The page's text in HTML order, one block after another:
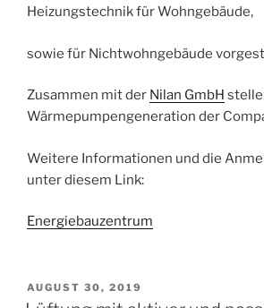
Heizungstechnik für Wohngebäude,
sowie für Nichtwohngebäude
Zusammen mit der Nilan GmbH
Wärmepumpengeneration der
Weitere Informationen und die
unter diesem Link:
Energiebauzentrum
VERÖFFENTLICHT
AM
AUGUST 30, 2019